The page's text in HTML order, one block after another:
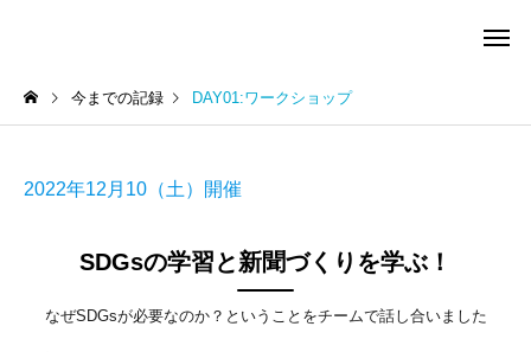
今までの記録 DAY01:ワークショップ
2022年12月10（土）開催
SDGsの学習と新聞づくりを学ぶ！
なぜSDGsが必要なのか？ということをチームで話し合いました